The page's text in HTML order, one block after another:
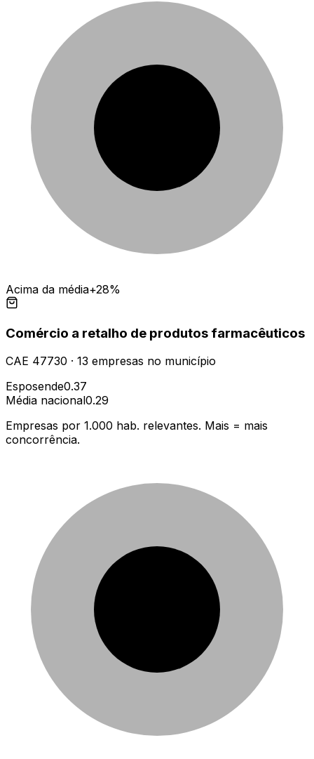
Acima da média+28%
Comércio a retalho de produtos farmacêuticos
CAE 47730 · 13 empresas no município
Esposende0.37
Média nacional0.29
Empresas por 1.000 hab. relevantes. Mais = mais
concorrência.